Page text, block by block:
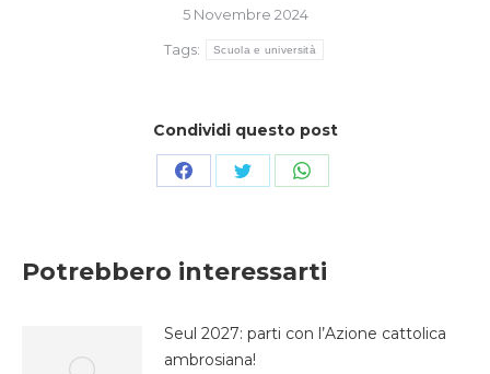
5 Novembre 2024
Tags:
Scuola e università
Condividi questo post
CondividiCondividiCondividi
Potrebbero interessarti
Seul 2027: parti con l’Azione cattolica
ambrosiana!